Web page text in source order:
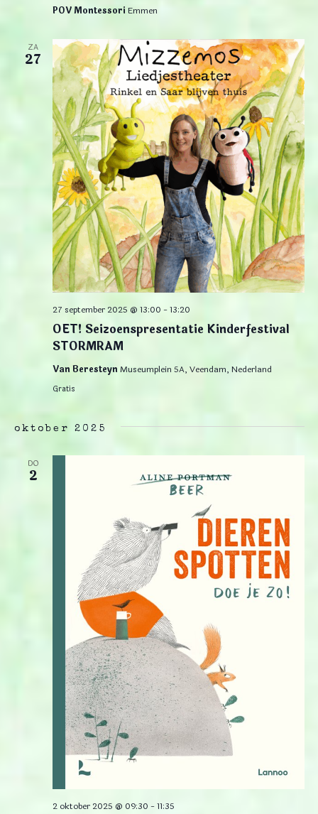
POV Montessori Emmen
ZA
27
OET! Seizoenspresentatie Kinderfestival
STORMRAM
27 september 2025 @ 13:00 -13:20
Van Beresteyn Museumplein 5A, Veendam, Nederland
Gratis
oktober 2025
DO
2
2 oktober 2025 @ 09:30 -11:35